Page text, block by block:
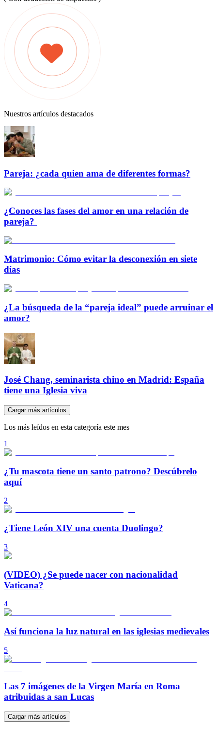
Nuestros artículos destacados
Pareja: ¿cada quien ama de diferentes formas?
¿Conoces las fases del amor en una relación de
pareja?
Matrimonio: Cómo evitar la desconexión en siete
días
¿La búsqueda de la “pareja ideal” puede arruinar el
amor?
José Chang, seminarista chino en Madrid: España
tiene una Iglesia viva
Cargar más artículos
Los más leídos en esta categoría este mes
1
¿Tu mascota tiene un santo patrono? Descúbrelo
aquí
2
¿Tiene León XIV una cuenta Duolingo?
3
(VIDEO) ¿Se puede nacer con nacionalidad
Vaticana?
4
Así funciona la luz natural en las iglesias medievales
5
Las 7 imágenes de la Virgen María en Roma
atribuidas a san Lucas
Cargar más artículos